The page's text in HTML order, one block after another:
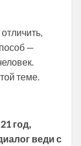
—
теме.
год,
веди с